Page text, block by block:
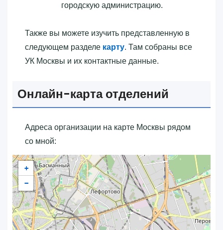
городскую администрацию.
Также вы можете изучить представленную в
следующем разделе карту. Там собраны все
УК Москвы и их контактные данные.
Онлайн-карта отделений
Адреса организации на карте Москвы рядом
со мной:
+
−